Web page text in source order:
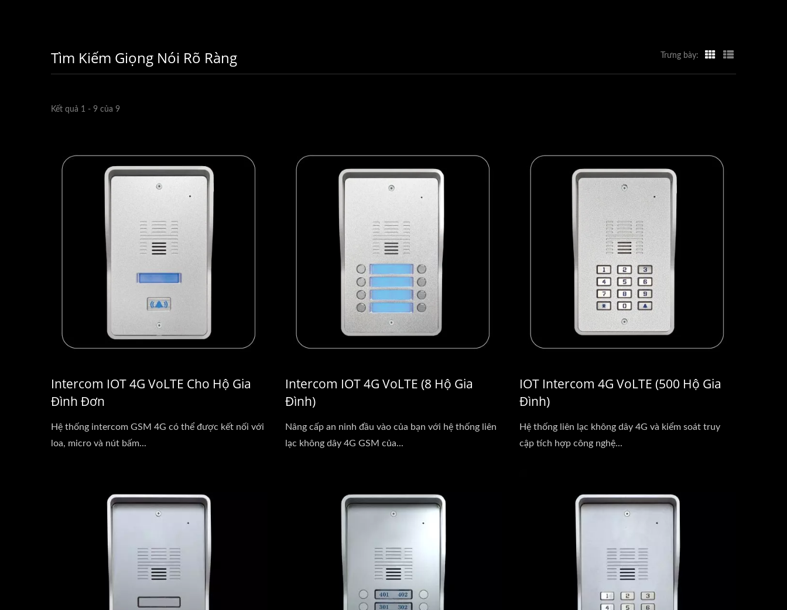
Tìm Kiếm Giọng Nói Rõ Ràng Trưng bày:
Kết quả 1 - 9 của 9
Intercom IOT 4G VoLTE Cho Hộ Gia
Đình Đơn
Hệ thống intercom GSM 4G có thể được kết nối với
loa, micro và nút bấm...
Intercom IOT 4G VoLTE (8 Hộ Gia
Đình)
Nâng cấp an ninh đầu vào của bạn với hệ thống liên
lạc không dây 4G GSM của...
IOT Intercom 4G VoLTE (500 Hộ Gia
Đình)
Hệ thống liên lạc không dây 4G và kiểm soát truy
cập tích hợp công nghệ...